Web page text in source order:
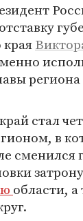
отставку
края
региона
стал
в
сменился
области, а